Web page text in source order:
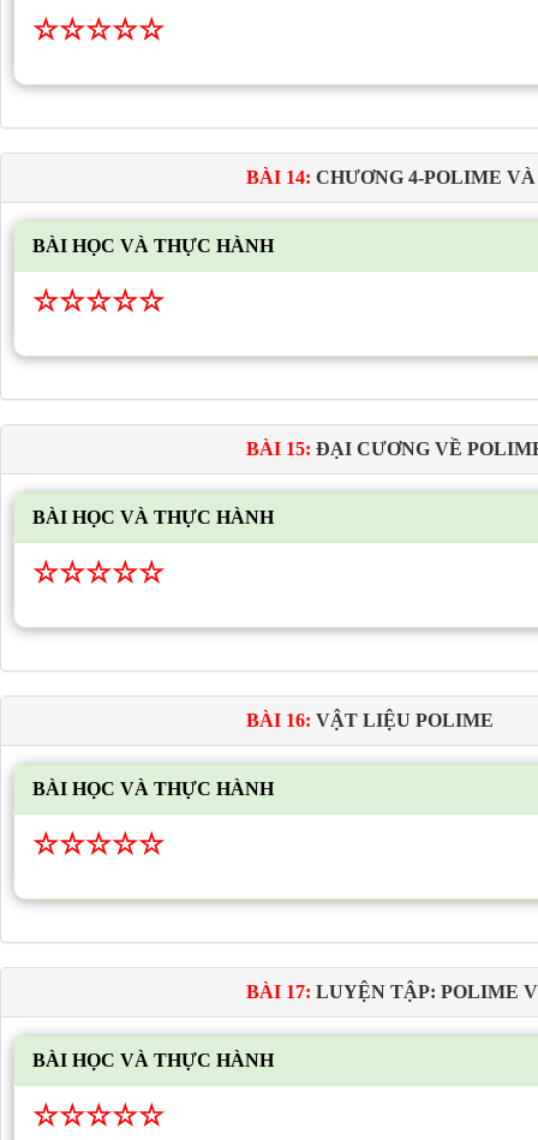
☆☆☆☆☆
BÀI 14: CHƯƠNG 4-POLIME
BÀI HỌC VÀ THỰC HÀNH
☆☆☆☆☆
BÀI 15: ĐẠI CƯƠNG VỀ
BÀI HỌC VÀ THỰC HÀNH
☆☆☆☆☆
BÀI 16: VẬT LIỆU POLIME
BÀI HỌC VÀ THỰC HÀNH
☆☆☆☆☆
BÀI 17: LUYỆN TẬP: POLIME
BÀI HỌC VÀ THỰC HÀNH
☆☆☆☆☆